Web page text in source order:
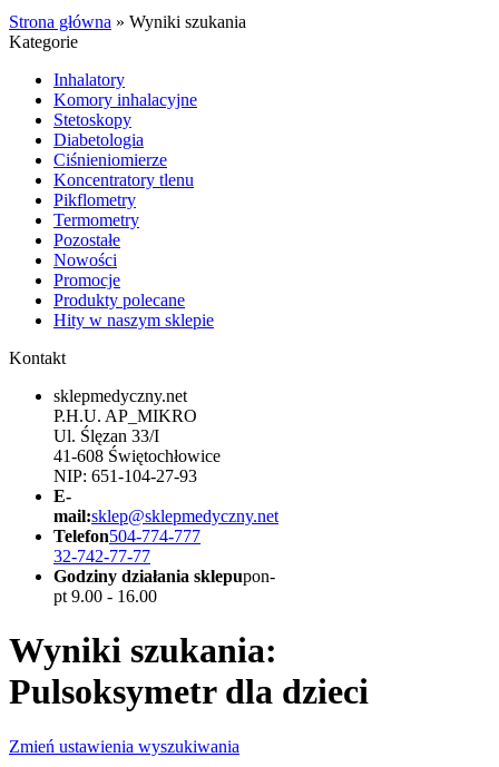
Strona główna » Wyniki szukania
Kategorie
Inhalatory
Komory inhalacyjne
Stetoskopy
Diabetologia
Ciśnieniomierze
Koncentratory tlenu
Pikflometry
Termometry
Pozostałe
Nowości
Promocje
Produkty polecane
Hity w naszym sklepie
Kontakt
sklepmedyczny.net
P.H.U. AP_MIKRO
Ul. Ślęzan 33/I
41-608 Świętochłowice
NIP: 651-104-27-93
E-
mail:sklep@sklepmedyczny.net
Telefon504-774-777
32-742-77-77
Godziny działania sklepupon-
pt 9.00 - 16.00
Wyniki szukania:
Pulsoksymetr dla dzieci
Zmień ustawienia wyszukiwania